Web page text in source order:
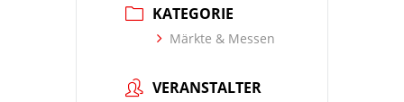
KATEGORIE
Märkte & Messen
VERANSTALTER